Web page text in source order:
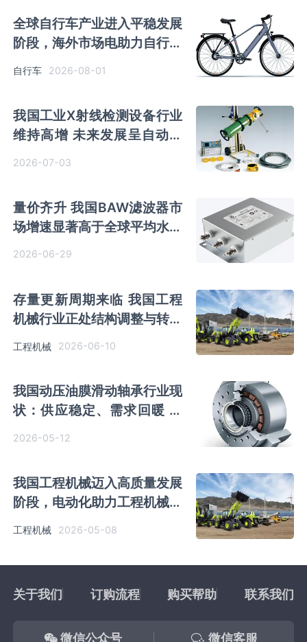
全球自行车产业进入平稳发展
阶段，海外市场电助力自行车
成为新增长点
自行车 2026-08-01
我国工业X射线检测设备‌‌‌行业
维持高增 未来发展呈自动、
2026-07-03
量价齐升 我国BAW滤波器市
场增速显著高于全球平均水平
2026-06-29
存量更新周期来临 我国工程
机械行业正处结构调整与转型
工程机械 2026-06-10
我国动压油膜滑动轴承行业现
状：供应稳定、需求回暖 毛
2026-05-12
我国工程机械迈入高质量发展
阶段，电动化助力工程机械出
工程机械 2026-05-08
关于我们 订购流程 购买帮助 联系我们
微信公众号 微信客服